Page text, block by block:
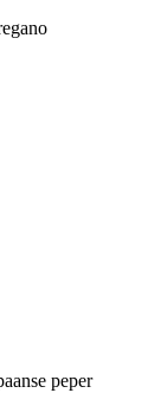
peper